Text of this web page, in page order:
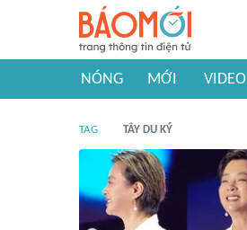
NÓNG MỚI VIDEO
TAG TÂY DU KÝ